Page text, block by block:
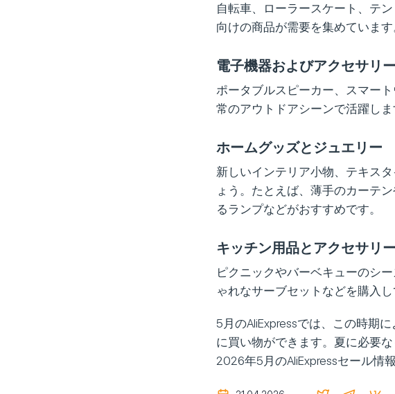
自転車、ローラースケート、テ
向けの商品が需要を集めています
電子機器およびアクセサリー
ポータブルスピーカー、スマー
常のアウトドアシーンで活躍しま
ホームグッズとジュエリー
新しいインテリア小物、テキス
ょう。たとえば、薄手のカーテ
るランプなどがおすすめです。
キッチン用品とアクセサリー
ピクニックやバーベキューのシ
ゃれなサーブセットなどを購入
5月のAliExpressでは、この時期
に買い物ができます。夏に必要
2026年5月のAliExpressセール情